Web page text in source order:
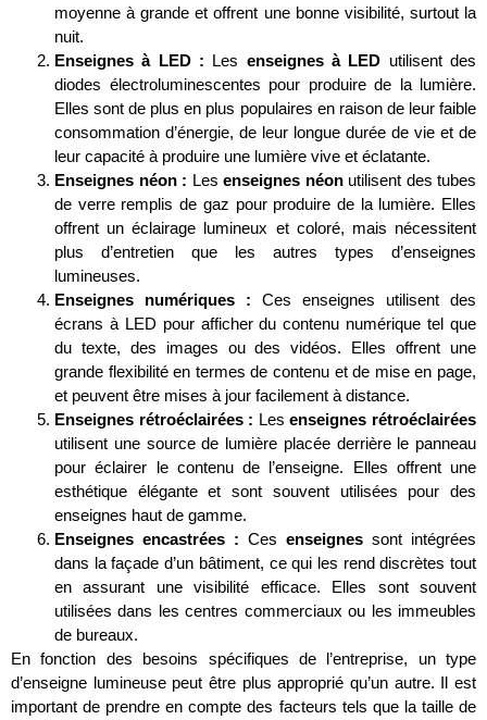
moyenne à grande et offrent une bonne visibilité, surtout la
nuit.
Enseignes à LED : Les enseignes à LED utilisent des
diodes électroluminescentes pour produire de la lumière.
Elles sont de plus en plus populaires en raison de leur faible
consommation d’énergie, de leur longue durée de vie et de
leur capacité à produire une lumière vive et éclatante.
Enseignes néon : Les enseignes néonutilisent des tubes
de verre remplis de gaz pour produire de la lumière. Elles
offrent un éclairage lumineux et coloré, mais nécessitent
plus d’entretien que les autres types d’enseignes
lumineuses.
Enseignes numériques : Ces enseignes utilisent des
écrans à LED pour afficher du contenu numérique tel que
du texte, des images ou des vidéos. Elles offrent une
grande flexibilité en termes de contenu et de mise en page,
et peuvent être mises à jour facilement à distance.
Enseignes rétroéclairées : Lesenseignes rétroéclairées
utilisent une source de lumière placée derrière le panneau
pour éclairer le contenu de l’enseigne. Elles offrent une
esthétique élégante et sont souvent utilisées pour des
enseignes haut de gamme.
Enseignes encastrées : Ces enseignes sont intégrées
dans la façade d’un bâtiment, ce qui les rend discrètes tout
en assurant une visibilité efficace. Elles sont souvent
utilisées dans les centres commerciaux ou les immeubles
de bureaux.
En fonction des besoins spécifiques de l’entreprise, un type
d’enseigne lumineuse peut être plus approprié qu’un autre. Il est
important de prendre en compte des facteurs tels que la taille de